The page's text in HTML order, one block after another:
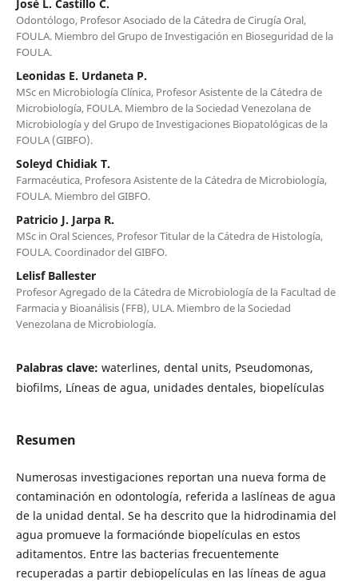
José L. Castillo C.
Odontólogo, Profesor Asociado de la Cátedra de Cirugía Oral,
FOULA. Miembro del Grupo de Investigación en Bioseguridad de la
FOULA.
Leonidas E. Urdaneta P.
MSc en Microbiología Clínica, Profesor Asistente de la Cátedra de
Microbiología, FOULA. Miembro de la Sociedad Venezolana de
Microbiología y del Grupo de Investigaciones Biopatológicas de la
FOULA (GIBFO).
Soleyd Chidiak T.
Farmacéutica, Profesora Asistente de la Cátedra de Microbiología,
FOULA. Miembro del GIBFO.
Patricio J. Jarpa R.
MSc in Oral Sciences, Profesor Titular de la Cátedra de Histología,
FOULA. Coordinador del GIBFO.
Lelisf Ballester
Profesor Agregado de la Cátedra de Microbiología de la Facultad de
Farmacia y Bioanálisis (FFB), ULA. Miembro de la Sociedad
Venezolana de Microbiología.
Palabras clave: waterlines, dental units, Pseudomonas,
biofilms, Líneas de agua, unidades dentales, biopelículas
Resumen
Numerosas investigaciones reportan una nueva forma de
contaminación en odontología, referida a laslíneas de agua
de la unidad dental. Se ha descrito que la hidrodinamia del
agua promueve la formaciónde biopelículas en estos
aditamentos. Entre las bacterias frecuentemente
recuperadas a partir debiopelículas en las líneas de agua